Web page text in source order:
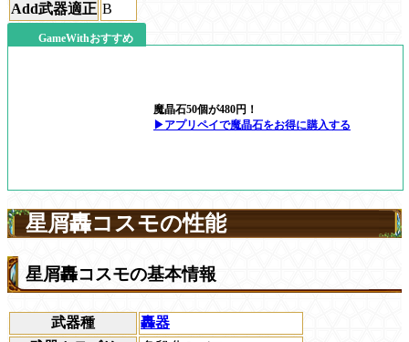
Add武器適正 B
GameWithおすすめ
魔晶石50個が480円！
▶アプリペイで魔晶石をお得に購入する
星屑轟コスモの性能
星屑轟コスモの基本情報
武器種
轟器